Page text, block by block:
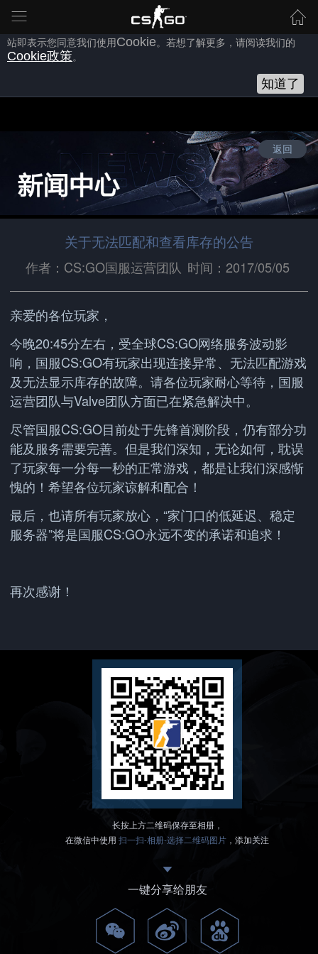
为向您提供良好的网站使用体验，完美世界网站会使用自身或第三方
，以作为安全、技术、分析、推广等之用。继续浏览本网
站即表示您同意我们使用Cookie。若想了解更多，请阅读我们的
Cookie政策。
知道了
返回
关于无法匹配和查看库存的公告
作者：CS:GO国服运营团队 时间：2017/05/05
亲爱的各位玩家，
今晚20:45分左右，受全球CS:GO网络服务波动影
响，国服CS:GO有玩家出现连接异常、无法匹配游戏
及无法显示库存的故障。请各位玩家耐心等待，国服
运营团队与Valve团队方面已在紧急解决中。
尽管国服CS:GO目前处于先锋首测阶段，仍有部分功
能及服务需要完善。但是我们深知，无论如何，耽误
了玩家每一分每一秒的正常游戏，都是让我们深感惭
愧的！希望各位玩家谅解和配合！
最后，也请所有玩家放心，“家门口的低延迟、稳定
服务器”将是国服CS:GO永远不变的承诺和追求！
再次感谢！
长按上方二维码保存至相册，
在微信中使用扫一扫-相册-选择二维码图片 ，添加关注
一键分享给朋友